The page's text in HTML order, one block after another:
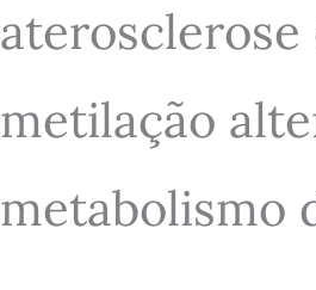
metilação
metabolismo